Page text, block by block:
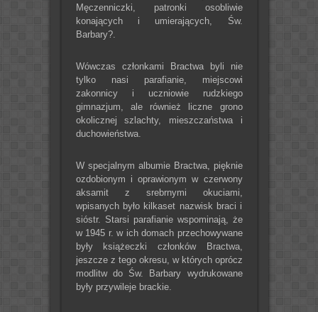
Męczenniczki, patronki osobliwie
konających i umierających, Św.
Barbary?.
Wówczas członkami Bractwa byli nie
tylko nasi parafianie, miejscowi
zakonnicy i uczniowie rudzkiego
gimnazjum, ale również liczne grono
okolicznej szlachty, mieszczaństwa i
duchowieństwa.
W specjalnym albumie Bractwa, pięknie
ozdobionym i oprawionym w czerwony
aksamit z srebrnymi okuciami,
wpisanych było kilkaset nazwisk braci i
sióstr. Starsi parafianie wspominają, że
w 1945 r. w ich domach przechowywane
były książeczki członków Bractwa,
jeszcze z tego okresu, w których oprócz
modlitw do Św. Barbary wydrukowane
były przywileje brackie.